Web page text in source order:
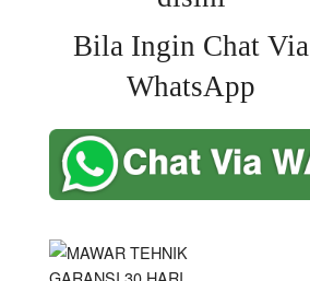
Bila Ingin Chat Via
WhatsApp